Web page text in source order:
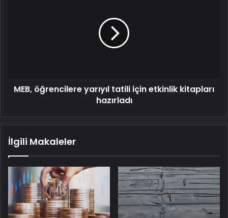
MEB, öğrencilere yarıyıl tatili için etkinlik kitapları
hazırladı
İlgili Makaleler